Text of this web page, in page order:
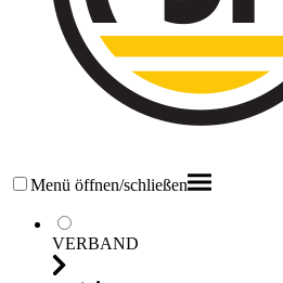
Menü öffnen/schließen
VERBAND